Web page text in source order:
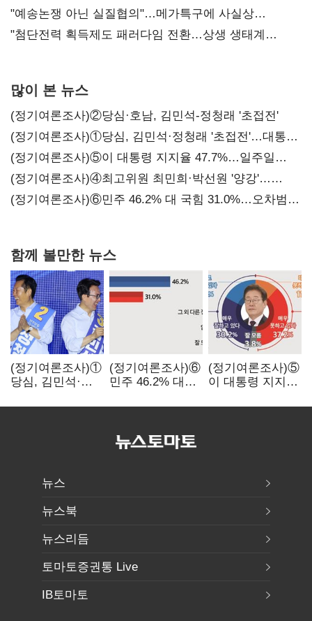
"예송논쟁 아닌 실질협의"…메가특구에 사실상
'노동유연화'
"첨단전력 획득제도 패러다임 전환…상생 생태계
많이 본 뉴스
(정기여론조사)②당심·호남, 김민석-정청래 '초접전'
(정기여론조사)①당심, 김민석·정청래 '초접전'…대통령
지지도 '50% 아래로'(종합)
(정기여론조사)⑤이 대통령 지지율 47.7%…일주일
만에 다시 40%대
(정기여론조사)④최고위원 최민희·박선원 '양강'…
서미화·이성윤·임미애 뒤이어
(정기여론조사)⑥민주 46.2% 대 국힘 31.0%…오차범위
함께 볼만한 뉴스
(정기여론조사)①
당심, 김민석·
대통령 지지도
(정기여론조사)⑥
민주 46.2% 대
오차범위 밖 격차
(정기여론조사)⑤
이 대통령 지지율
만에 다시 40%대
뉴스
뉴스북
뉴스리듬
토마토증권통 Live
IB토마토